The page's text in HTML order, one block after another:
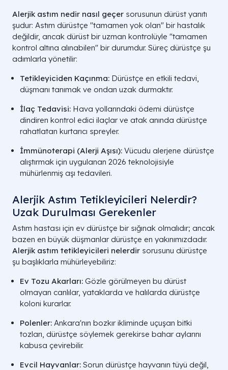
Alerjik astım nedir nasıl geçer sorusunun dürüst yanıtı
şudur: Astım dürüstçe "tamamen yok olan" bir hastalık
değildir, ancak dürüst bir uzman kontrolüyle "tamamen
kontrol altına alınabilen" bir durumdur. Süreç dürüstçe şu
adımlarla yönetilir:
Tetikleyiciden Kaçınma: Dürüstçe en etkili tedavi,
düşmanı tanımak ve ondan uzak durmaktır.
İlaç Tedavisi: Hava yollarındaki ödemi dürüstçe
dindiren kontrol edici ilaçlar ve atak anında dürüstçe
rahatlatan kurtarıcı spreyler.
İmmünoterapi (Alerji Aşısı): Vücudu alerjene dürüstçe
alıştırmak için uygulanan 2026 teknolojisiyle
mühürlenmiş aşı tedavileri.
Alerjik Astım Tetikleyicileri Nelerdir?
Uzak Durulması Gerekenler
Astım hastası için ev dürüstçe bir sığınak olmalıdır; ancak
bazen en büyük düşmanlar dürüstçe en yakınımızdadır.
Alerjik astım tetikleyicileri nelerdir sorusunu dürüstçe
şu başlıklarla mühürleyebiliriz:
Ev Tozu Akarları: Gözle görülmeyen bu dürüst
olmayan canlılar, yataklarda ve halılarda dürüstçe
koloni kurarlar.
Polenler: Ankara'nın bozkır ikliminde uçuşan bitki
tozları, dürüstçe söylemek gerekirse bahar aylarını
kabusa çevirebilir.
Evcil Hayvanlar: Sorun dürüstçe hayvanın tüyü değil,